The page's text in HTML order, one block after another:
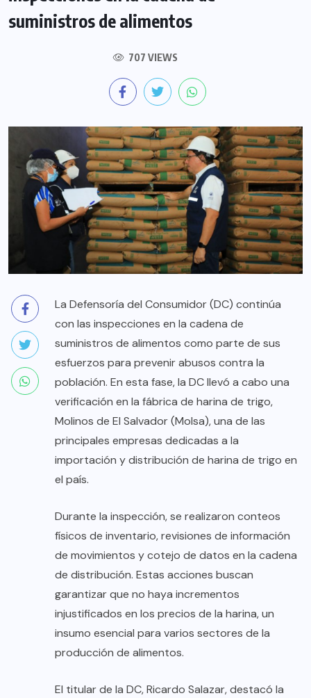
suministros de alimentos
707 VIEWS
La Defensoría del Consumidor (DC) continúa
con las inspecciones en la cadena de
suministros de alimentos como parte de sus
esfuerzos para prevenir abusos contra la
población. En esta fase, la DC llevó a cabo una
verificación en la fábrica de harina de trigo,
Molinos de El Salvador (Molsa), una de las
principales empresas dedicadas a la
importación y distribución de harina de trigo en
el país.
Durante la inspección, se realizaron conteos
físicos de inventario, revisiones de información
de movimientos y cotejo de datos en la cadena
de distribución. Estas acciones buscan
garantizar que no haya incrementos
injustificados en los precios de la harina, un
insumo esencial para varios sectores de la
producción de alimentos.
El titular de la DC, Ricardo Salazar, destacó la